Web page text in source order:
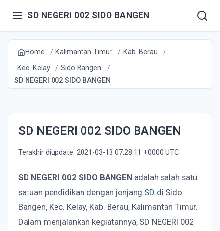
SD NEGERI 002 SIDO BANGEN
Home Kalimantan Timur
Kab. Berau
Kec. Kelay
Sido Bangen
SD NEGERI 002 SIDO BANGEN
SD NEGERI 002 SIDO BANGEN
Terakhir diupdate: 2021-03-13 07:28:11 +0000 UTC
SD NEGERI 002 SIDO BANGEN adalah salah satu
satuan pendidikan dengan jenjang SD di Sido
Bangen, Kec. Kelay, Kab. Berau, Kalimantan Timur.
Dalam menjalankan kegiatannya, SD NEGERI 002